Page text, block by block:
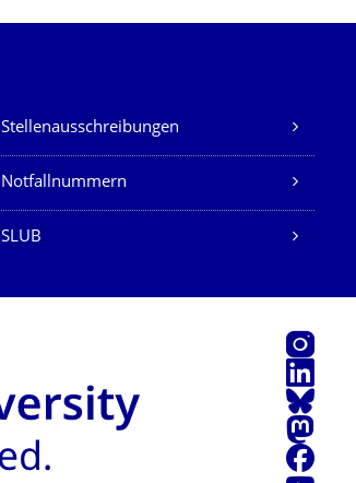
Stellenausschreibungen
Notfallnummern
SLUB
Instagram
LinkedIn
Bluesky
Mastodon
Facebook